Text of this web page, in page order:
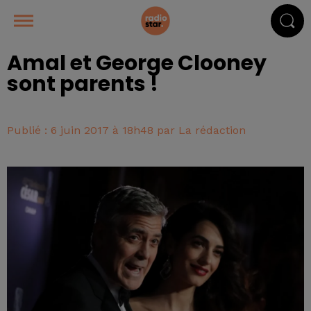
Amal et George Clooney
sont parents !
Publié : 6 juin 2017 à 18h48 par La rédaction